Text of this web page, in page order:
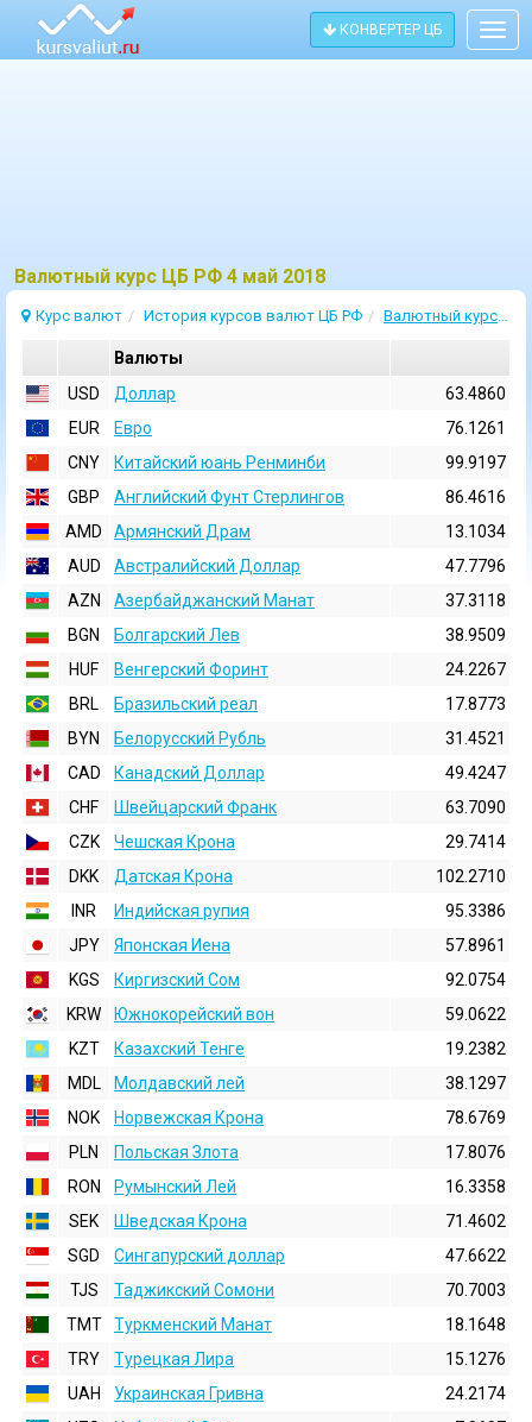
КОНВЕРТЕР ЦБ
Bалютный курс ЦБ РФ 4 май 2018
Курс валют История курсов валют ЦБ РФ Валютный курс 4 Май 2018
Валюты
USD
Доллар
63.4860
EUR
Евро
76.1261
CNY
Китайский юань Ренминби
99.9197
GBP
Английский Фунт Стерлингов
86.4616
AMD
Армянский Драм
13.1034
AUD
Австралийский Доллар
47.7796
AZN
Азербайджанский Манат
37.3118
BGN
Болгарский Лев
38.9509
HUF
Венгерский Форинт
24.2267
BRL
Бразильский реал
17.8773
BYN
Белорусский Рубль
31.4521
CAD
Канадский Доллар
49.4247
CHF
Швейцарский Франк
63.7090
CZK
Чешская Крона
29.7414
DKK
Датская Крона
102.2710
INR
Индийская pупия
95.3386
JPY
Японская Иена
57.8961
KGS
Киргизский Сом
92.0754
KRW
Южнокорейский вон
59.0622
KZT
Казахский Тенге
19.2382
MDL
Молдавский лей
38.1297
NOK
Норвежская Крона
78.6769
PLN
Польская Злота
17.8076
RON
Румынский Лей
16.3358
SEK
Шведская Крона
71.4602
SGD
Сингапурский доллар
47.6622
TJS
Таджикский Сомони
70.7003
TMT
Туркменский Манат
18.1648
TRY
Турецкая Лира
15.1276
UAH
Украинская Гривна
24.2174